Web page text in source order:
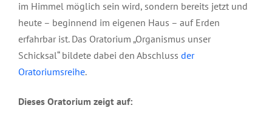
im Himmel möglich sein wird, sondern bereits jetzt und
heute – beginnend im eigenen Haus – auf Erden
erfahrbar ist. Das Oratorium „Organismus unser
Schicksal“ bildete dabei den Abschluss der
Oratoriumsreihe.
Dieses Oratorium zeigt auf: